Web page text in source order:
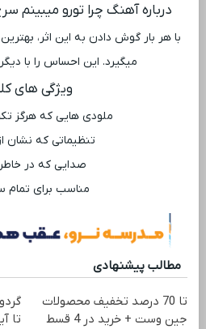
درباره آهنگ چرا تورو
با هر بار گوش دادن به این اثر،
میگیرد. این احساس را با
ویژگی ‌های
ملودی ‌هایی که هرگز
تنظیماتی که نشان
صدایی که در
مناسب برای تمام
مطالب پیشنهادی
تا 70 درصد تخفیف محصولات
جین وست + خرید در 4 قسط
تا